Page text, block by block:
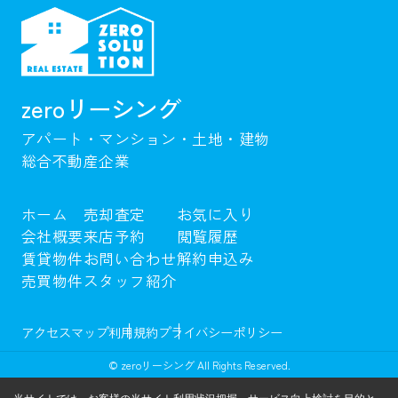
zeroリーシング
アパート・マンション・土地・建物
総合不動産企業
ホーム
会社概要
賃貸物件
売買物件
売却査定
来店予約
お問い合わせ
スタッフ紹介
お気に入り
閲覧履歴
解約申込み
アクセスマップ利用規約プライバシーポリシー
© zeroリーシング All Rights Reserved.